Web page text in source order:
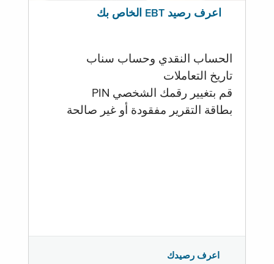
اعرف رصيد EBT الخاص بك
الحساب النقدي وحساب سناب
تاريخ التعاملات
قم بتغيير رقمك الشخصي PIN
بطاقة التقرير مفقودة أو غير صالحة
اعرف رصيدك